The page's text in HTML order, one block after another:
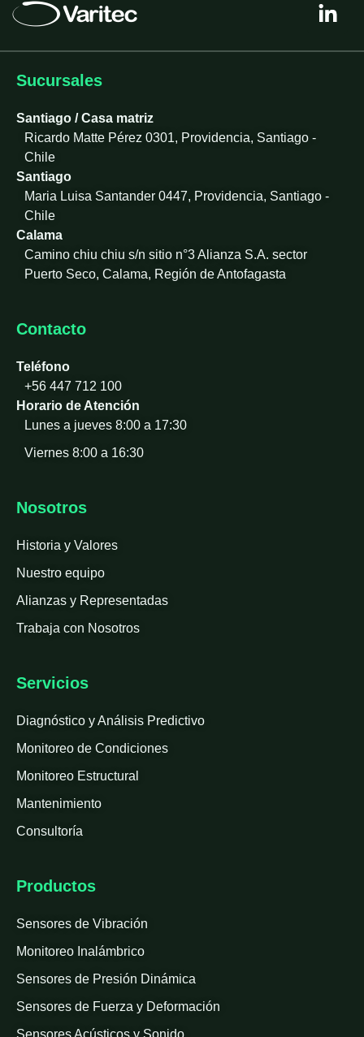
i
k
n
Sucursales
Santiago / Casa matriz
Ricardo Matte Pérez 0301, Providencia, Santiago -
Chile
Santiago
Maria Luisa Santander 0447, Providencia, Santiago -
Chile
Calama
Camino chiu chiu s/n sitio n°3 Alianza S.A. sector
Puerto Seco, Calama, Región de Antofagasta
Contacto
Teléfono
+56 447 712 100
Horario de Atención
Lunes a jueves 8:00 a 17:30
Viernes 8:00 a 16:30
Nosotros
Historia y Valores
Nuestro equipo
Alianzas y Representadas
Trabaja con Nosotros
Servicios
Diagnóstico y Análisis Predictivo
Monitoreo de Condiciones
Monitoreo Estructural
Mantenimiento
Consultoría
Productos
Sensores de Vibración
Monitoreo Inalámbrico
Sensores de Presión Dinámica
Sensores de Fuerza y Deformación